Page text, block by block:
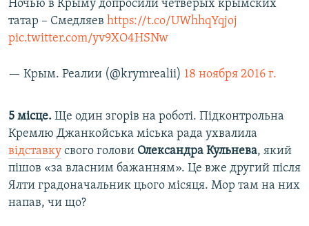
Ночью в Крыму допросили четверых крымских
татар – Смедляев https://t.co/UWhhqYqjoj
pic.twitter.com/yv9XO4HSNw
— Крым. Реалии (@krymrealii) 18 ноября 2016 г.
5 місце. Ще один згорів на роботі. Підконтрольна
Кремлю Джанкойська міська рада ухвалила
відставку свого голови Олександра Кульнева, який
пішов «за власним бажанням». Це вже другий після
Ялти градоначальник цього місяця. Мор там на них
напав, чи що?